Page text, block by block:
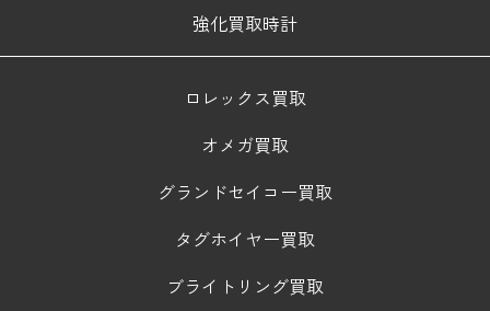
強化買取時計
ロレックス買取
オメガ買取
グランドセイコー買取
タグホイヤー買取
ブライトリング買取